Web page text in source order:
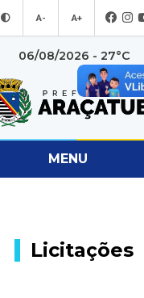
A- A+
06/08/2026 - 27°C
MENU
Licitações